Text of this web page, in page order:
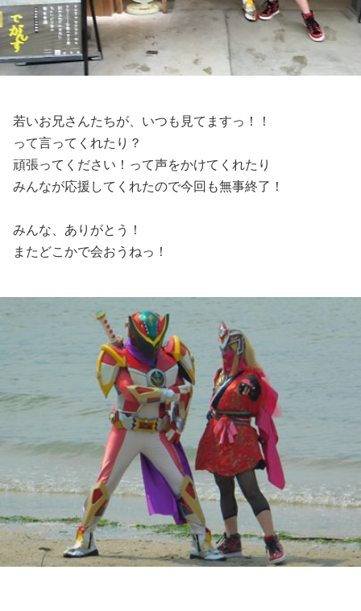
若いお兄さんたちが、いつも見てますっ！！
って言ってくれたり？
頑張ってください！って声をかけてくれたり
みんなが応援してくれたので今回も無事終了！
みんな、ありがとう！
またどこかで会おうねっ！